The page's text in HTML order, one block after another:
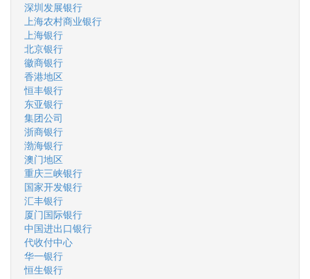
深圳发展银行
上海农村商业银行
上海银行
北京银行
徽商银行
香港地区
恒丰银行
东亚银行
集团公司
浙商银行
渤海银行
澳门地区
重庆三峡银行
国家开发银行
汇丰银行
厦门国际银行
中国进出口银行
代收付中心
华一银行
恒生银行